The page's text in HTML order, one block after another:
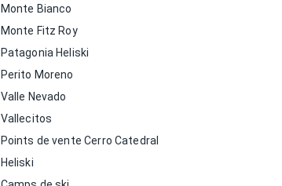
Monte Bianco
Monte Fitz Roy
Patagonia Heliski
Perito Moreno
Valle Nevado
Vallecitos
Points de vente Cerro Catedral
Heliski